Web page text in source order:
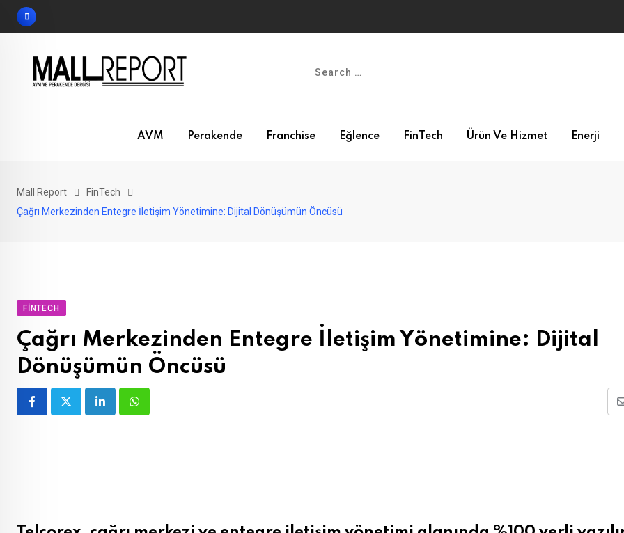
Skip
AVM Perakende Franchise Eğlence FinTech Ürün Ve Hizmet Enerji
Mall Report
FinTech
Çağrı Merkezinden Entegre İletişim Yönetimine: Dijital Dönüşümün Öncüsü
FINTECH
Çağrı Merkezinden Entegre İletişim Yönetimine: Dijital
Dönüşümün Öncüsü
LinkedInWhatsapp